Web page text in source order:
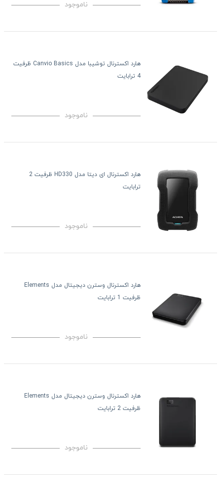
ناموجود
هارد اکسترنال توشیبا مدل Canvio Basics ظرفیت
4 ترابایت
ناموجود
هارد اکسترنال ای دیتا مدل HD330 ظرفیت 2
ترابایت
ناموجود
هارد اکسترنال وسترن دیجیتال مدل Elements
ظرفیت 1 ترابایت
ناموجود
هارد اکسترنال وسترن دیجیتال مدل Elements
ظرفیت 2 ترابایت
ناموجود